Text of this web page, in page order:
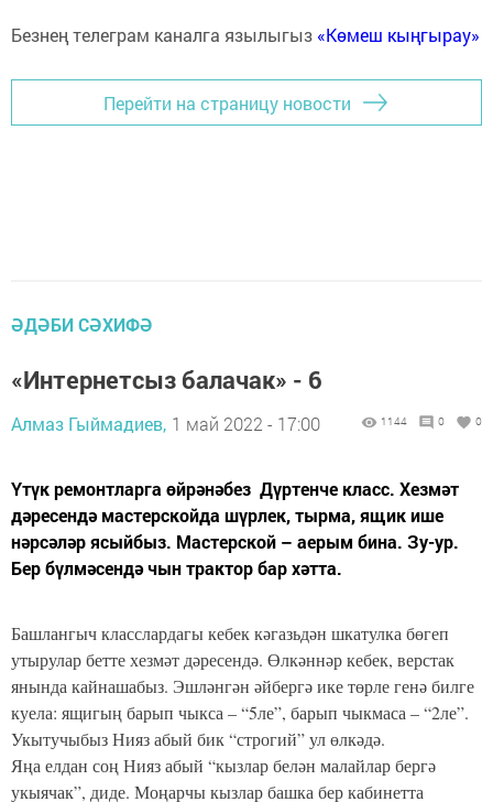
Безнең телеграм каналга язылыгыз «Көмеш кыңгырау»
Перейти на страницу новости
ӘДӘБИ СӘХИФӘ
«Интернетсыз балачак» - 6
Алмаз Гыймадиев, 1 май 2022 - 17:00 1144 0 0
Үтүк ремонтларга өйрәнәбез Дүртенче класс. Хезмәт
дәресендә мастерскойда шүрлек, тырма, ящик ише
нәрсәләр ясыйбыз. Мастерской – аерым бина. Зу-ур.
Бер бүлмәсендә чын трактор бар хәтта.
Башлангыч класслардагы кебек кәгазьдән шкатулка бөгеп
утырулар бетте хезмәт дәресендә. Өлкәннәр кебек, верстак
янында кайнашабыз. Эшләнгән әйбергә ике төрле генә билге
куела: ящигың барып чыкса – “5ле”, барып чыкмаса – “2ле”.
Укытучыбыз Нияз абый бик “строгий” ул өлкәдә.
Яңа елдан соң Нияз абый “кызлар белән малайлар бергә
укыячак”, диде. Моңарчы кызлар башка бер кабинетта